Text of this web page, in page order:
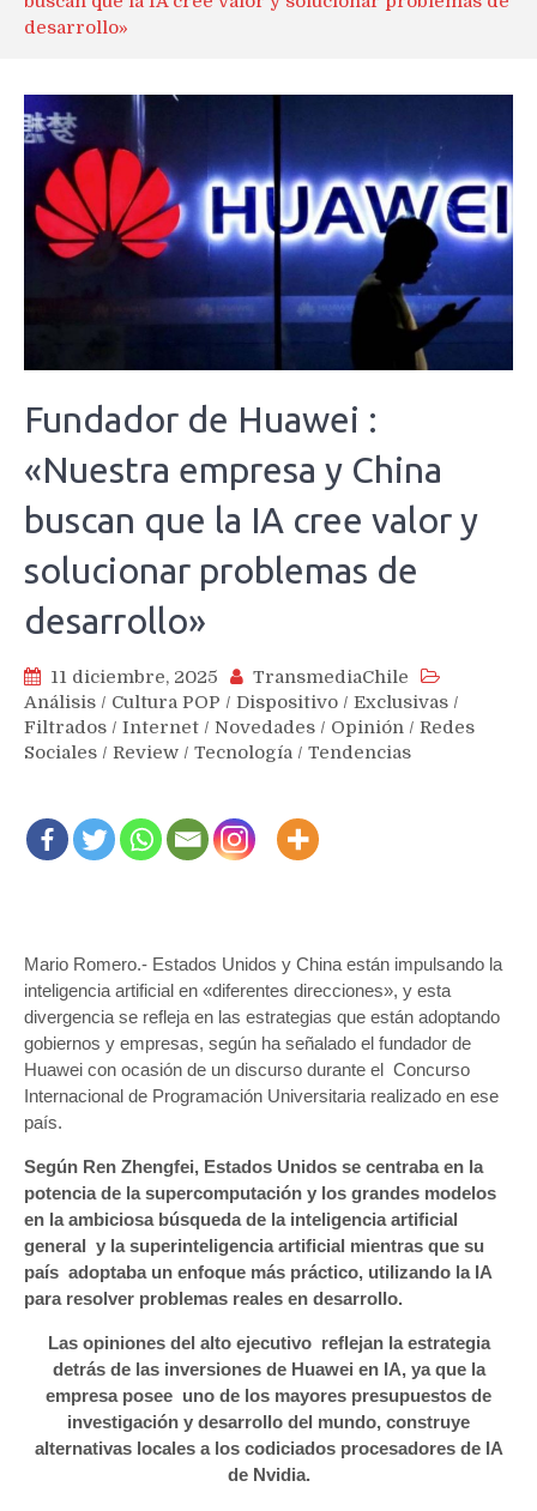
desarrollo»
Fundador de Huawei :
«Nuestra empresa y China
buscan que la IA cree valor y
solucionar problemas de
desarrollo»
11 diciembre, 2025
TransmediaChile
Análisis / Cultura POP / Dispositivo / Exclusivas /
Filtrados / Internet / Novedades / Opinión / Redes
Sociales / Review / Tecnología / Tendencias
Mario Romero.- Estados Unidos y China están impulsando la
inteligencia artificial en «diferentes direcciones», y esta
divergencia se refleja en las estrategias que están adoptando
gobiernos y empresas, según ha señalado el fundador de
Huawei con ocasión de un discurso durante el Concurso
Internacional de Programación Universitaria realizado en ese
país.
Según Ren Zhengfei, Estados Unidos se centraba en la
potencia de la supercomputación y los grandes modelos
en la ambiciosa búsqueda de la inteligencia artificial
general y la superinteligencia artificial mientras que su
país adoptaba un enfoque más práctico, utilizando la IA
para resolver problemas reales en desarrollo.
Las opiniones del alto ejecutivo reflejan la estrategia
detrás de las inversiones de Huawei en IA, ya que la
empresa posee uno de los mayores presupuestos de
investigación y desarrollo del mundo, construye
alternativas locales a los codiciados procesadores de IA
de Nvidia.